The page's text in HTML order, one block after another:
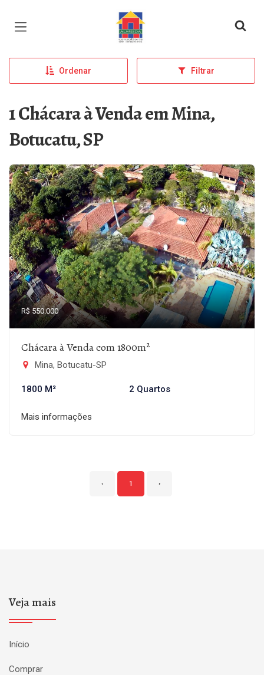
Página inicial
Ordenar Filtrar
1 Chácara à Venda em Mina,
Botucatu, SP
R$ 550.000
Chácara à Venda com 1800m²
Mina, Botucatu-SP
1800 M² 2 Quartos
Mais informações
‹ 1 ›
Veja mais
Início
Comprar